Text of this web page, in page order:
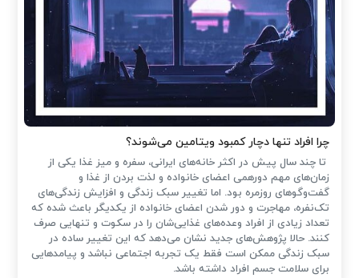
چرا افراد تنها دچار کمبود ویتامین می‌شوند؟
تا چند سال پیش در اکثر خانه‌های ایرانی، سفره و میز غذا یکی از
زمان‌های مهم دورهمی اعضای خانواده و لذت بردن از غذا و
گفت‌وگوهای روزمره بود. اما تغییر سبک زندگی و افزایش زندگی‌های
تک‌نفره، مهاجرت و دور شدن اعضای خانواده از یکدیگر باعث شده که
تعداد زیادی از افراد وعده‌های غذایی‌شان را در سکوت و تنهایی صرف
کنند. حالا پژوهش‌های جدید نشان می‌دهد که این تغییر ساده در
سبک زندگی ممکن است فقط یک تجربه اجتماعی نباشد و پیامدهایی
برای سلامت جسم افراد داشته باشد.